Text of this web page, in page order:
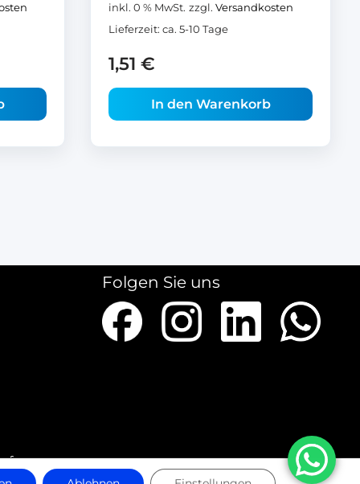
inkl. 0 % MwSt. zzgl. Versandkosten
Lieferzeit: ca. 5-10 Tage
1,51 €
In den Warenkorb
Folgen Sie uns